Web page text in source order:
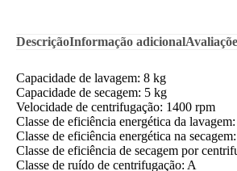
DescriçãoInformação adicional
Capacidade de lavagem: 8 kg
Capacidade de secagem: 5 kg
Velocidade de centrifugação: 1400 rpm
Classe de eficiência energética da
Classe de eficiência energética na
Classe de eficiência de secagem por
Classe de ruído de centrifugação: A